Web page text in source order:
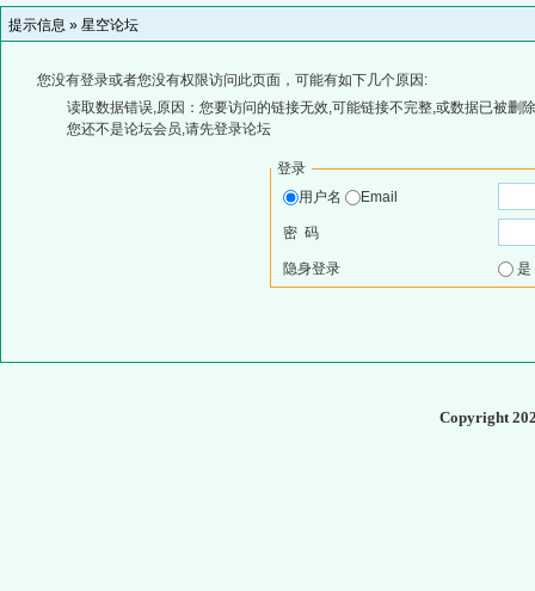
提示信息 » 星空论坛
您没有登录或者您没有权限访问此页面，可能有如下几个原因:
读取数据错误,原因：您要访问的链接无效,可能链接不完整,或数据已被删
您还不是论坛会员,请先登录论坛
登录
用户名
Email
密 码
隐身登录
Copyright